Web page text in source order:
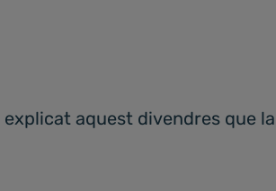
aquest divendres que la